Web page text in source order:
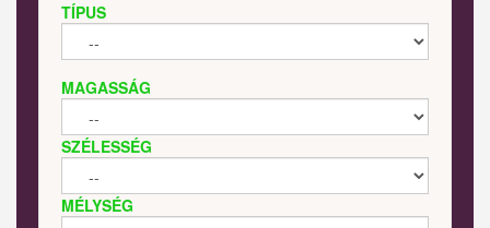
TÍPUS
MAGASSÁG
SZÉLESSÉG
MÉLYSÉG